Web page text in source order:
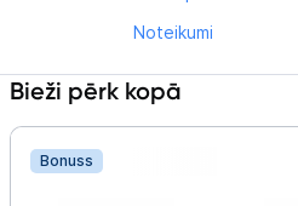
Noteikumi
Bieži pērk kopā
Bonuss